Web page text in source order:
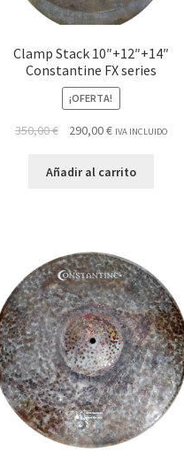
Clamp Stack 10″+12″+14″
Constantine FX series
¡OFERTA!
350,00€
original
290,00€El
actual
IVA INCLUIDO
Añadir al carrito